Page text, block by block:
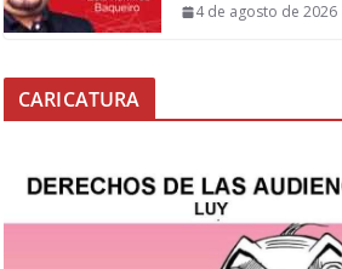
4 de agosto de 2026
CARICATURA